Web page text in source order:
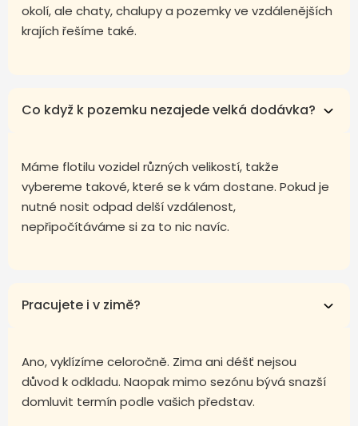
okolí, ale chaty, chalupy a pozemky ve vzdálenějších
krajích řešíme také.
Co když k pozemku nezajede velká dodávka?
Máme flotilu vozidel různých velikostí, takže
vybereme takové, které se k vám dostane. Pokud je
nutné nosit odpad delší vzdálenost,
nepřipočítáváme si za to nic navíc.
Pracujete i v zimě?
Ano, vyklízíme celoročně. Zima ani déšť nejsou
důvod k odkladu. Naopak mimo sezónu bývá snazší
domluvit termín podle vašich představ.